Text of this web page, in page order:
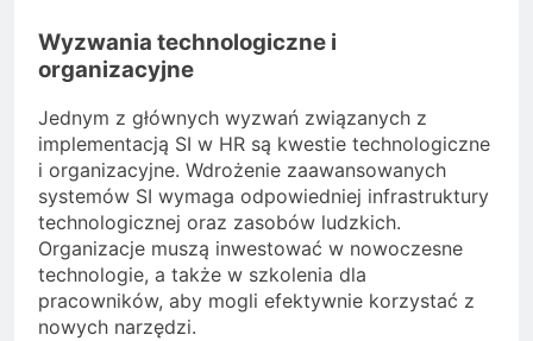
Wyzwania technologiczne i
organizacyjne
Jednym z głównych wyzwań związanych z
implementacją SI w HR są kwestie technologiczne
i organizacyjne. Wdrożenie zaawansowanych
systemów SI wymaga odpowiedniej infrastruktury
technologicznej oraz zasobów ludzkich.
Organizacje muszą inwestować w nowoczesne
technologie, a także w szkolenia dla
pracowników, aby mogli efektywnie korzystać z
nowych narzędzi.